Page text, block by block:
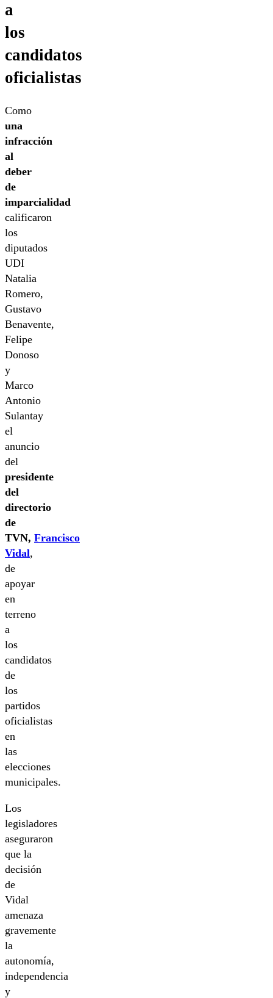
a
los
candidatos
oficialistas
Como
una
infracción
al
deber
de
imparcialidad
calificaron
los
diputados
UDI
Natalia
Romero,
Gustavo
Benavente,
Felipe
Donoso
y
Marco
Antonio
Sulantay
el
anuncio
del
presidente
del
directorio
de
TVN, Francisco
Vidal,
de
apoyar
en
terreno
a
los
candidatos
de
los
partidos
oficialistas
en
las
elecciones
municipales.
Los
legisladores
aseguraron
que la
decisión
de
Vidal
amenaza
gravemente
la
autonomía,
independencia
y